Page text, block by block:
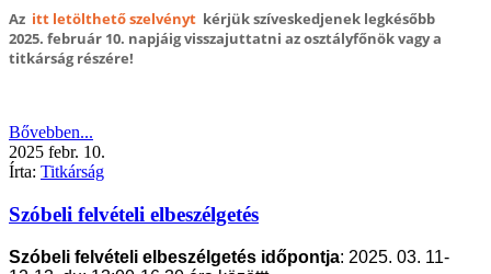
Az itt letölthető szelvényt kérjük szíveskedjenek legkésőbb
2025. február 10. napjáig visszajuttatni az osztályfőnök vagy a
titkárság részére!
Bővebben...
2025 febr. 10.
Írta: Titkárság
Szóbeli felvételi elbeszélgetés
Szóbeli felvételi elbeszélgetés időpontja: 2025. 03. 11-